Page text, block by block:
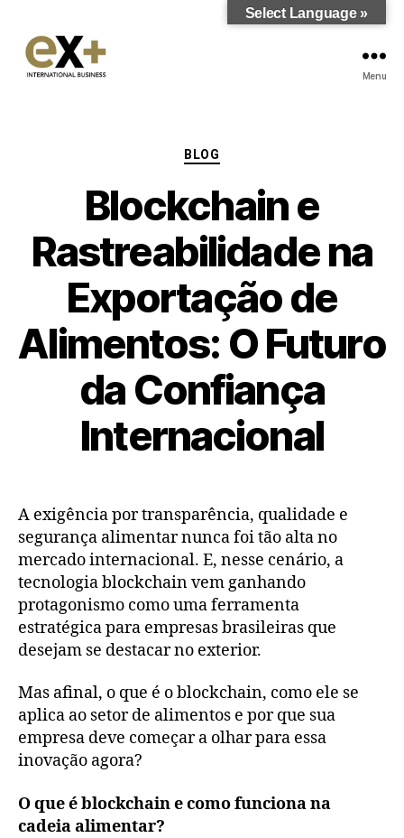
Menu
BLOG
Blockchain e
Rastreabilidade na
Exportação de
Alimentos: O Futuro
da Confiança
Internacional
A exigência por transparência, qualidade e
segurança alimentar nunca foi tão alta no
mercado internacional. E, nesse cenário, a
tecnologia blockchain vem ganhando
protagonismo como uma ferramenta
estratégica para empresas brasileiras que
desejam se destacar no exterior.
Mas afinal, o que é o blockchain, como ele se
aplica ao setor de alimentos e por que sua
empresa deve começar a olhar para essa
inovação agora?
O que é blockchain e como funciona na
cadeia alimentar?
Select Language »